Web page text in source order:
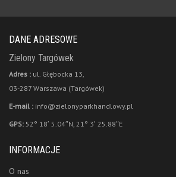
DANE ADRESOWE
Zielony Targówek
Adres : ul. Głębocka 13,
03-287 Warszawa (Targówek)
E-mail : info@zielonyparkhandlowy.pl
GPS: 52° 18′ 5.04″N, 21° 3′ 25.88″E
INFORMACJE
O nas